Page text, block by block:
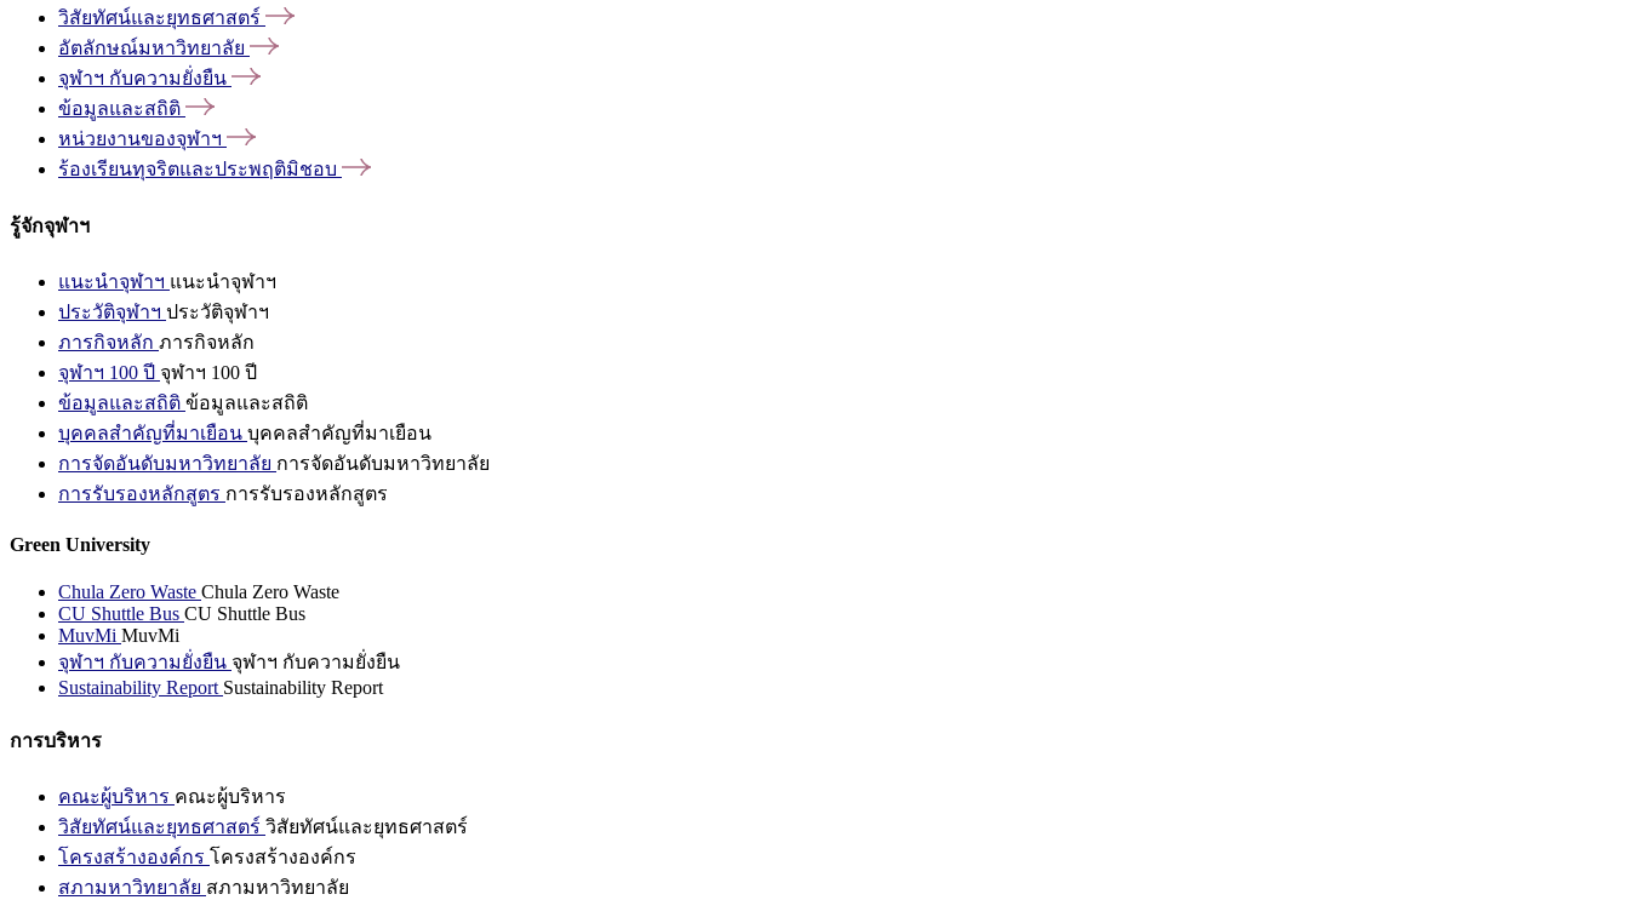
วิสัยทัศน์และยุทธศาสตร์
อัตลักษณ์มหาวิทยาลัย
จุฬาฯ กับความยั่งยืน
ข้อมูลและสถิติ
หน่วยงานของจุฬาฯ
ร้องเรียนทุจริตและประพฤติมิชอบ
รู้จักจุฬาฯ
แนะนำจุฬาฯ แนะนำจุฬาฯ
ประวัติจุฬาฯ ประวัติจุฬาฯ
ภารกิจหลัก ภารกิจหลัก
จุฬาฯ 100 ปี จุฬาฯ 100 ปี
ข้อมูลและสถิติ ข้อมูลและสถิติ
บุคคลสำคัญที่มาเยือน บุคคลสำคัญที่มาเยือน
การจัดอันดับมหาวิทยาลัย การจัดอันดับมหาวิทยาลัย
การรับรองหลักสูตร การรับรองหลักสูตร
Green University
Chula Zero Waste Chula Zero Waste
CU Shuttle Bus CU Shuttle Bus
MuvMi MuvMi
จุฬาฯ กับความยั่งยืน จุฬาฯ กับความยั่งยืน
Sustainability Report Sustainability Report
การบริหาร
คณะผู้บริหาร คณะผู้บริหาร
วิสัยทัศน์และยุทธศาสตร์ วิสัยทัศน์และยุทธศาสตร์
โครงสร้างองค์กร โครงสร้างองค์กร
สภามหาวิทยาลัย สภามหาวิทยาลัย